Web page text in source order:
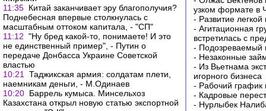
11:35 Китай заканчивает эру благополучия?
Поднебесная впервые столкнулась с
масштабным оттоком капитала, - "СП"
11:12 "Ну бред какой-то, понимаете! И это
не единственный пример", - Путин о
передаче Донбасса Украине Советской
властью
10:21
Таджикская армия: солдатам плети,
наемникам деньги, - М.Одинаев
10:20 Баррель кумыса. Минсельхоз
Казахстана открыл новую статью экспортной
узком формате в
- Развитие
- Агитационная
встретилась с
- Подозреваемый
- Незаконные
- Из Вьетнама
игорного бизнеса
- Рабочий график
- Кадровые
- Нурлыбек